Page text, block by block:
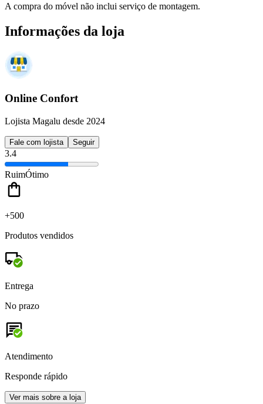
A compra do móvel não inclui serviço de montagem.
Informações da loja
Online Confort
Lojista Magalu desde 2024
Fale com lojista Seguir
3.4
RuimÓtimo
+500
Produtos vendidos
Entrega
No prazo
Atendimento
Responde rápido
Ver mais sobre a loja